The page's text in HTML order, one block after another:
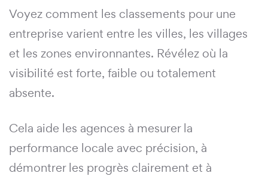
Voyez comment les classements pour une
entreprise varient entre les villes, les villages
et les zones environnantes. Révélez où la
visibilité est forte, faible ou totalement
absente.
Cela aide les agences à mesurer la
performance locale avec précision, à
démontrer les progrès clairement et à